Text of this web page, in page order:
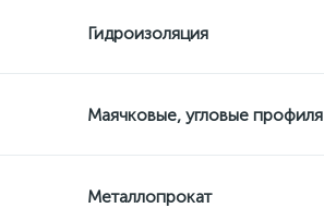
Гидроизоляция
Маячковые, угловые профиля
Металлопрокат